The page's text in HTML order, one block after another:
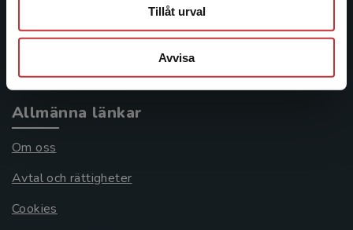
Tillåt urval
Avvisa
Köpvillkor
Allmänna länkar
Om oss
Avtal och rättigheter
Cookies